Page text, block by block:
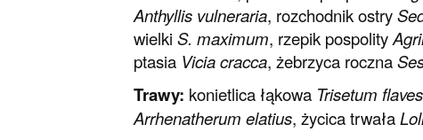
Anthyllis vulneraria, rozchodnik ostry
wielki S. maximum, rzepik pospolity
ptasia Vicia cracca, żebrzyca roczna
Trawy: konietlica łąkowa Trisetum
Arrhenatherum elatius, życica trwała